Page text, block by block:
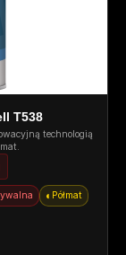
T538
technologią
◐ Półmat